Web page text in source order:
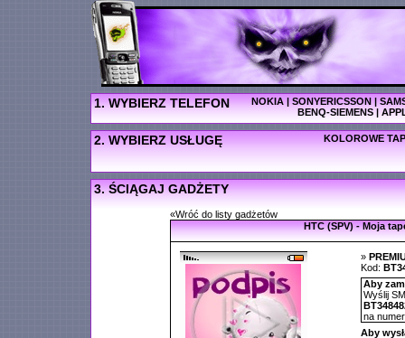
1. WYBIERZ TELEFON NOKIA|SONYERICSSON|
BENQ-SIEMENS|
2. WYBIERZ USŁUGĘ KOLOROWE
3. ŚCIĄGAJ GADŻETY
«Wróć do listy gadżetów
HTC (SPV) - Moja
»
Kod:
Aby
Wyślij
na
Aby